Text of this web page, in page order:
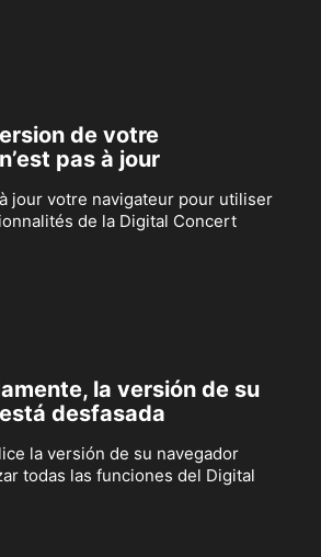
de votre
pas à jour
jour votre navigateur pour utiliser
de la Digital Concert
la versión de su
desfasada
la versión de su navegador
todas las funciones del Digital